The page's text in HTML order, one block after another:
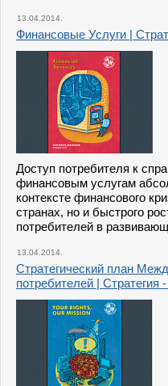
13.04.2014.
Финансовые Услуги |
Доступ потребителя к
финансовым услугам
контексте финансового
странах, но и быстрого
потребителей в
13.04.2014.
Стратегический план
потребителей | Стратегия